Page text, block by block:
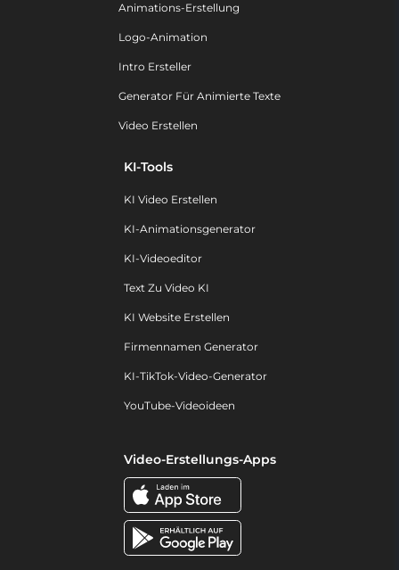
Animations-Erstellung
Logo-Animation
Intro Ersteller
Generator Für Animierte Texte
Video Erstellen
KI-Tools
KI Video Erstellen
KI-Animationsgenerator
KI-Videoeditor
Text Zu Video KI
KI Website Erstellen
Firmennamen Generator
KI-TikTok-Video-Generator
YouTube-Videoideen
Video-Erstellungs-Apps